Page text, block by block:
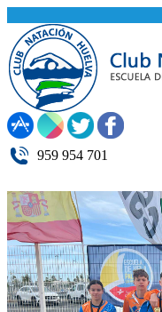
959 954 701